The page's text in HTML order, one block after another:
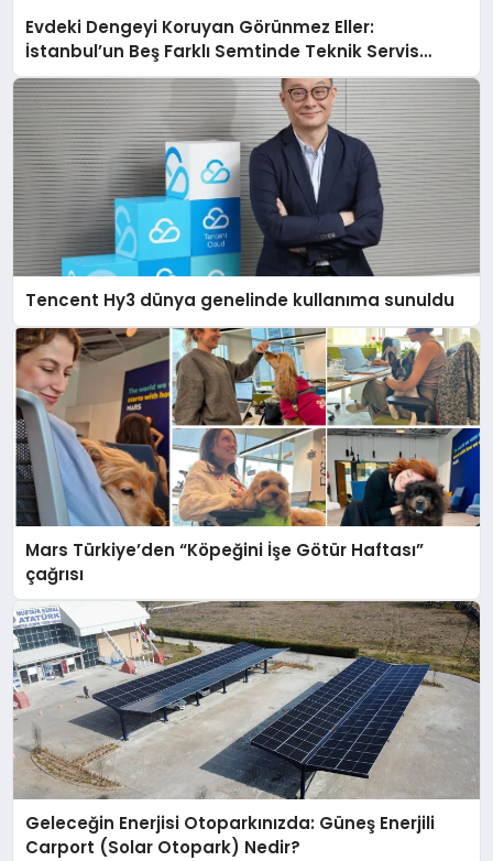
Evdeki Dengeyi Koruyan Görünmez Eller:
İstanbul’un Beş Farklı Semtinde Teknik Servis
Gerçeği
Tencent Hy3 dünya genelinde kullanıma sunuldu
Mars Türkiye’den “Köpeğini İşe Götür Haftası”
çağrısı
Geleceğin Enerjisi Otoparkınızda: Güneş Enerjili
Carport (Solar Otopark) Nedir?